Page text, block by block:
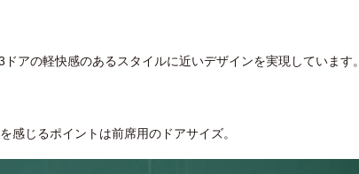
アの軽快感のあるスタイルに近いデザインを実現しています。
感じるポイントは前席用のドアサイズ。